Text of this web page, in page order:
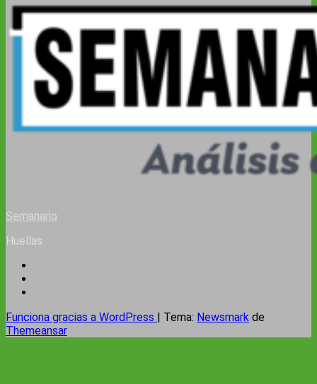
Semanario
Huellas
Funciona gracias a WordPress Tema: Newsmark de
Themeansar